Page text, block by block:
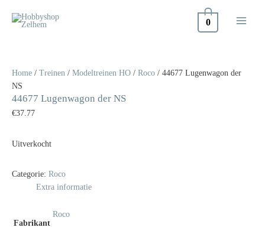
naar
0
Home / Treinen / Modeltreinen HO / Roco / 44677 Lugenwagon der
NS
44677 Lugenwagon der NS
€37.77
Uitverkocht
Categorie: Roco
Extra informatie
Fabrikant
Roco